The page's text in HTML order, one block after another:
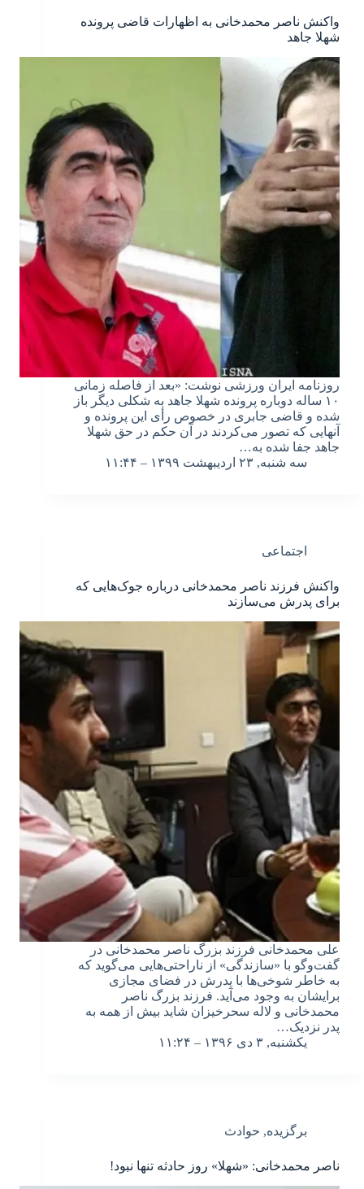
واکنش ناصر محمدخانی به اظهارات قاضی پرونده
شهلا جاهد
روزنامه ایران ورزشی نوشت:‌ «بعد از فاصله زمانی
۱۰ ساله دوباره پرونده شهلا جاهد به شکلی دیگر باز
شده و قاضی جابری در خصوص رأی این پرونده و
آنهایی که تصور می‌کردند در آن حکم در حق شهلا
جاهد جفا شده به…
سه شنبه, ۲۳ اردیبهشت ۱۳۹۹ – ۱۱:۴۴
اجتماعی
واکنش فرزند ناصر محمدخانی درباره جوک‌هایی که
برای پدرش می‌سازند
علی محمدخانی فرزند بزرگ ناصر محمدخانی در
گفت‌وگو با «سازندگی» از ناراحتی‌هایی می‌گوید که
به خاطر شوخی‌ها با پدرش در فضای مجازی
برایشان به وجود می‌آید. فرزند بزرگ ناصر
محمدخانی و لاله سحرخیزان شاید بیش از همه به
پدر نزدیک…
یکشنبه, ۳ دی ۱۳۹۶ – ۱۱:۲۴
برگزیده, حوادث
ناصر محمدخانی: «شهلا» روز حادثه تنها نبود!